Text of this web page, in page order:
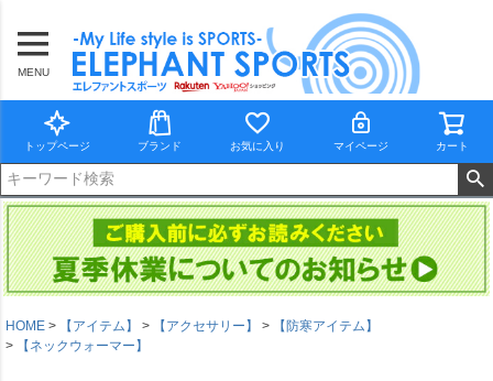
MENU
トップページ ブランド お気に入り マイページ カート
HOME 【アイテム】 【アクセサリー】
【防寒アイテム】
【ネックウォーマー】